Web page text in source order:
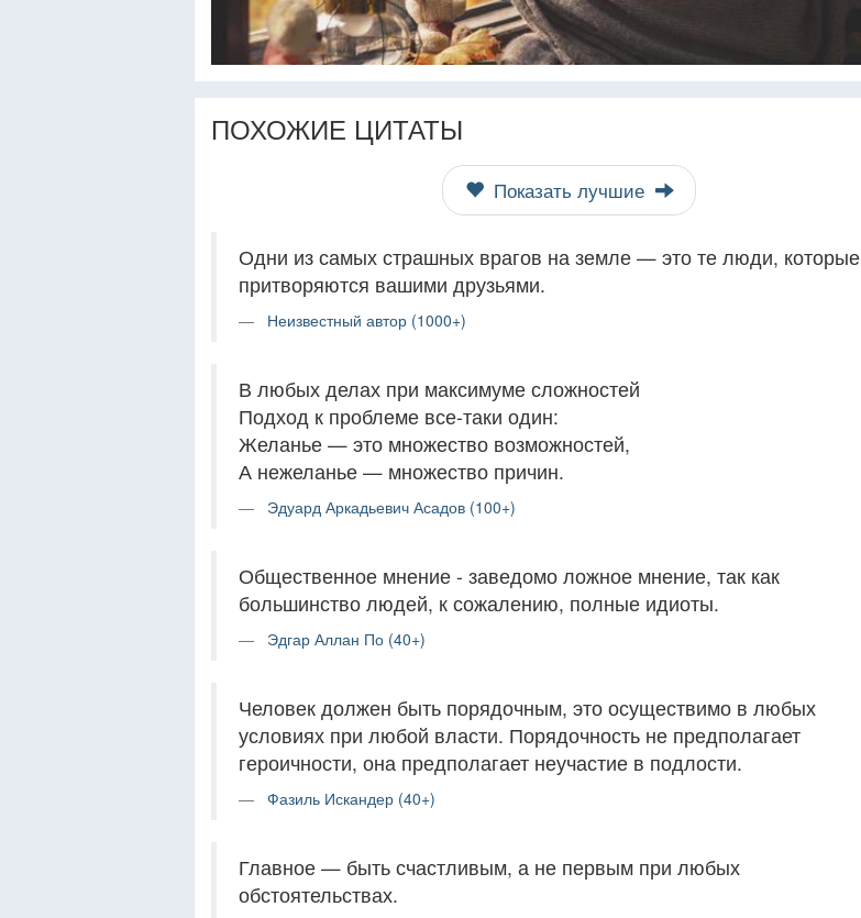
ПОХОЖИЕ ЦИТАТЫ
Показать лучшие
Одни из самых страшных врагов на земле — это те люди, которые
притворяются вашими друзьями.
Неизвестный автор (1000+)
В любых делах при максимуме сложностей
Подход к проблеме все-таки один:
Желанье — это множество возможностей,
А нежеланье — множество причин.
Эдуард Аркадьевич Асадов (100+)
Общественное мнение - заведомо ложное мнение, так как
большинство людей, к сожалению, полные идиоты.
Эдгар Аллан По (40+)
Человек должен быть порядочным, это осуществимо в любых
условиях при любой власти. Порядочность не предполагает
героичности, она предполагает неучастие в подлости.
Фазиль Искандер (40+)
Главное — быть счастливым, а не первым при любых
обстоятельствах.